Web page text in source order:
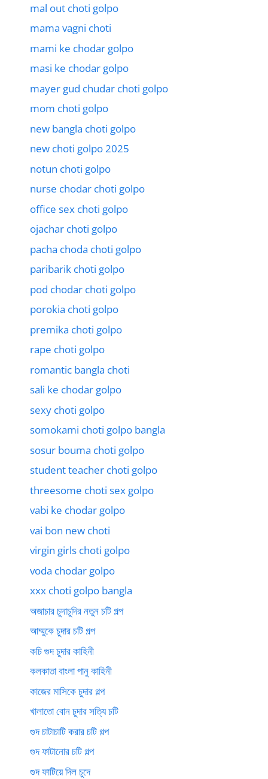
mal out choti golpo
mama vagni choti
mami ke chodar golpo
masi ke chodar golpo
mayer gud chudar choti golpo
mom choti golpo
new bangla choti golpo
new choti golpo 2025
notun choti golpo
nurse chodar choti golpo
office sex choti golpo
ojachar choti golpo
pacha choda choti golpo
paribarik choti golpo
pod chodar choti golpo
porokia choti golpo
premika choti golpo
rape choti golpo
romantic bangla choti
sali ke chodar golpo
sexy choti golpo
somokami choti golpo bangla
sosur bouma choti golpo
student teacher choti golpo
threesome choti sex golpo
vabi ke chodar golpo
vai bon new choti
virgin girls choti golpo
voda chodar golpo
xxx choti golpo bangla
অজাচার চুদাচুদির নতুন চটি গল্প
আম্মুকে চুদার চটি গল্প
কচি গুদ চুদার কাহিনী
কলকাতা বাংলা পানু কাহিনী
কাজের মাসিকে চুদার গল্প
খালাতো বোন চুদার সত্যি চটি
গুদ চাটাচাটি করার চটি গল্প
গুদ ফাটানোর চটি গল্প
গুদ ফাটিয়ে দিল চুদে